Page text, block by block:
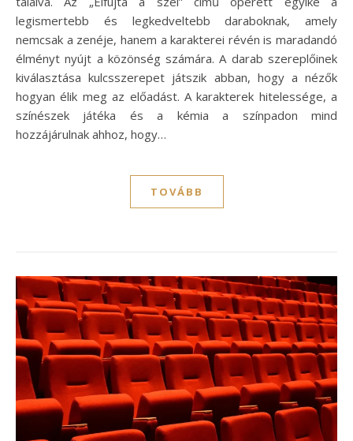
legismertebb és legkedveltebb daraboknak, amely
nemcsak a zenéje, hanem a karakterei révén is maradandó
élményt nyújt a közönség számára. A darab szereplőinek
kiválasztása kulcsszerepet játszik abban, hogy a nézők
hogyan élik meg az előadást. A karakterek hitelessége, a
színészek játéka és a kémia a színpadon mind
hozzájárulnak ahhoz, hogy…
TOVÁBB